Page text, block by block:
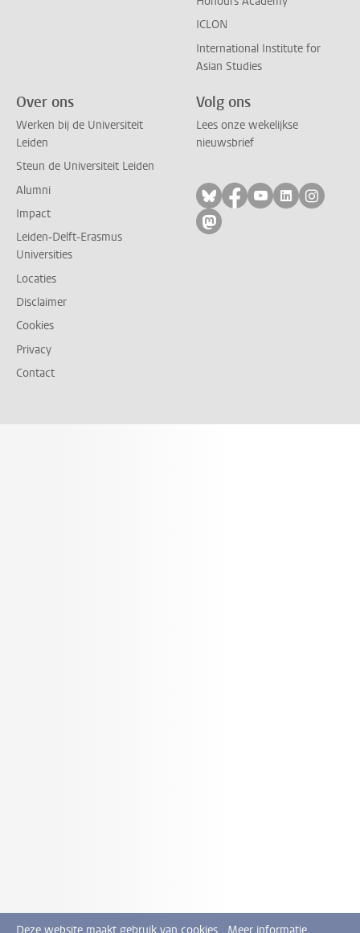
ICLON
International Institute for
Asian Studies
Over ons
Werken bij de Universiteit
Leiden
Steun de Universiteit Leiden
Alumni
Impact
Leiden-Delft-Erasmus
Universities
Locaties
Disclaimer
Cookies
Privacy
Contact
Volg ons
Lees onze wekelijkse
nieuwsbrief
Volg ons op bluesky
Volg ons op
Volg ons op
Volg ons
Volg
Volg ons op mastodon